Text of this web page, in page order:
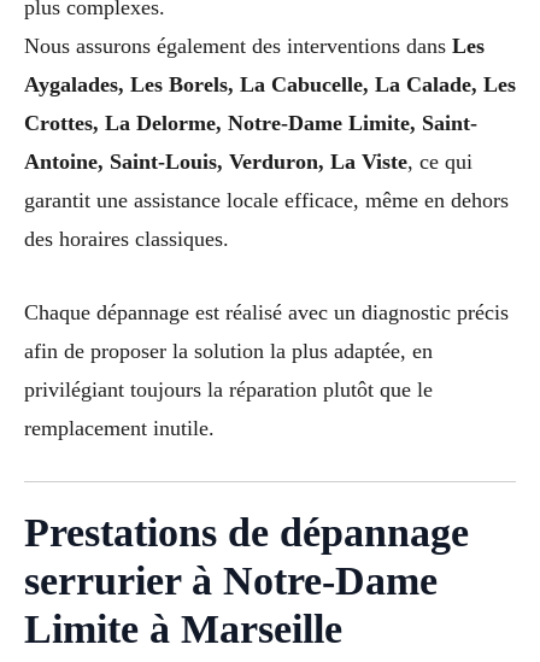
plus complexes.
Nous assurons également des interventions dans Les
Aygalades, Les Borels, La Cabucelle, La Calade, Les
Crottes, La Delorme, Notre-Dame Limite, Saint-
Antoine, Saint-Louis, Verduron, La Viste, ce qui
garantit une assistance locale efficace, même en dehors
des horaires classiques.
Chaque dépannage est réalisé avec un diagnostic précis
afin de proposer la solution la plus adaptée, en
privilégiant toujours la réparation plutôt que le
remplacement inutile.
Prestations de dépannage
serrurier à Notre-Dame
Limite à Marseille